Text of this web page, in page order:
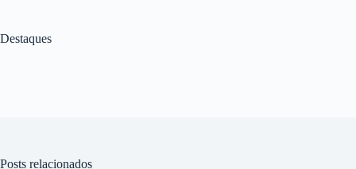
Destaques
Posts relacionados